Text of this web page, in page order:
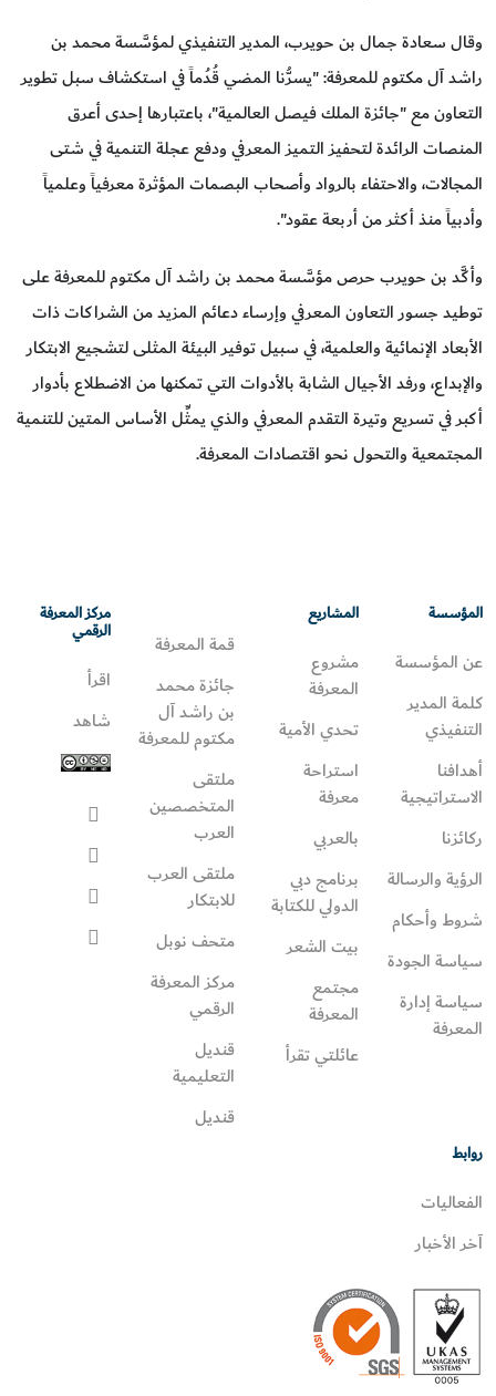
وقال سعادة جمال بن حويرب، المدير التنفيذي لمؤسَّسة محمد بن
راشد آل مكتوم للمعرفة: "يسرُّنا المضي قُدُماً في استكشاف سبل تطوير
التعاون مع "جائزة الملك فيصل العالمية"، باعتبارها إحدى أعرق
المنصات الرائدة لتحفيز التميز المعرفي ودفع عجلة التنمية في شتى
المجالات، والاحتفاء بالرواد وأصحاب البصمات المؤثرة معرفياً وعلمياً
وأدبياً منذ أكثر من أربعة عقود".
وأكَّد بن حويرب حرص مؤسَّسة محمد بن راشد آل مكتوم للمعرفة على
توطيد جسور التعاون المعرفي وإرساء دعائم المزيد من الشراكات ذات
الأبعاد الإنمائية والعلمية، في سبيل توفير البيئة المثلى لتشجيع الابتكار
والإبداع، ورفد الأجيال الشابة بالأدوات التي تمكنها من الاضطلاع بأدوار
أكبر في تسريع وتيرة التقدم المعرفي والذي يمثِّل الأساس المتين للتنمية
المجتمعية والتحول نحو اقتصادات المعرفة.
المؤسسة
عن المؤسسة
كلمة المدير
التنفيذي
أهدافنا
الاستراتيجية
ركائزنا
الرؤية والرسالة
شروط وأحكام
سياسة الجودة
سياسة إدارة
المعرفة
المشاريع
مشروع
المعرفة
تحدي الأمية
استراحة
معرفة
بالعربي
برنامج دبي
الدولي للكتابة
بيت الشعر
مجتمع
المعرفة
عائلتي تقرأ‎
قمة المعرفة
جائزة محمد
بن راشد آل
مكتوم للمعرفة
ملتقى
المتخصصين
العرب
ملتقى العرب
للابتكار
متحف نوبل
مركز المعرفة
الرقمي
قنديل
التعليمية
قنديل
مركز المعرفة
الرقمي
اقرأ
شاهد
روابط
الفعاليات
آخر الأخبار